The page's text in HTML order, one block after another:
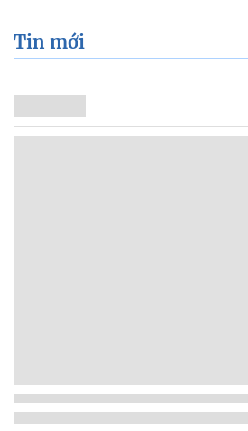
Tin mới